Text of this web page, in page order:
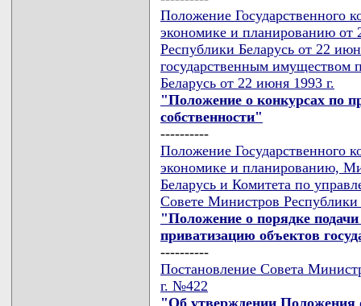
Положение Государственного
экономике и планированию от
Республики Беларусь от 22
государственным имуществом
Беларусь от 22 июня 1993 г.
"Положение о конкурсах по
собственности"
----------
Положение Государственного
экономике и планированию,
Беларусь и Комитета по
Совете Министров Республики
"Положение о порядке
приватизацию объектов
----------
Постановление Совета
г. №422
"Об утверждении Положения